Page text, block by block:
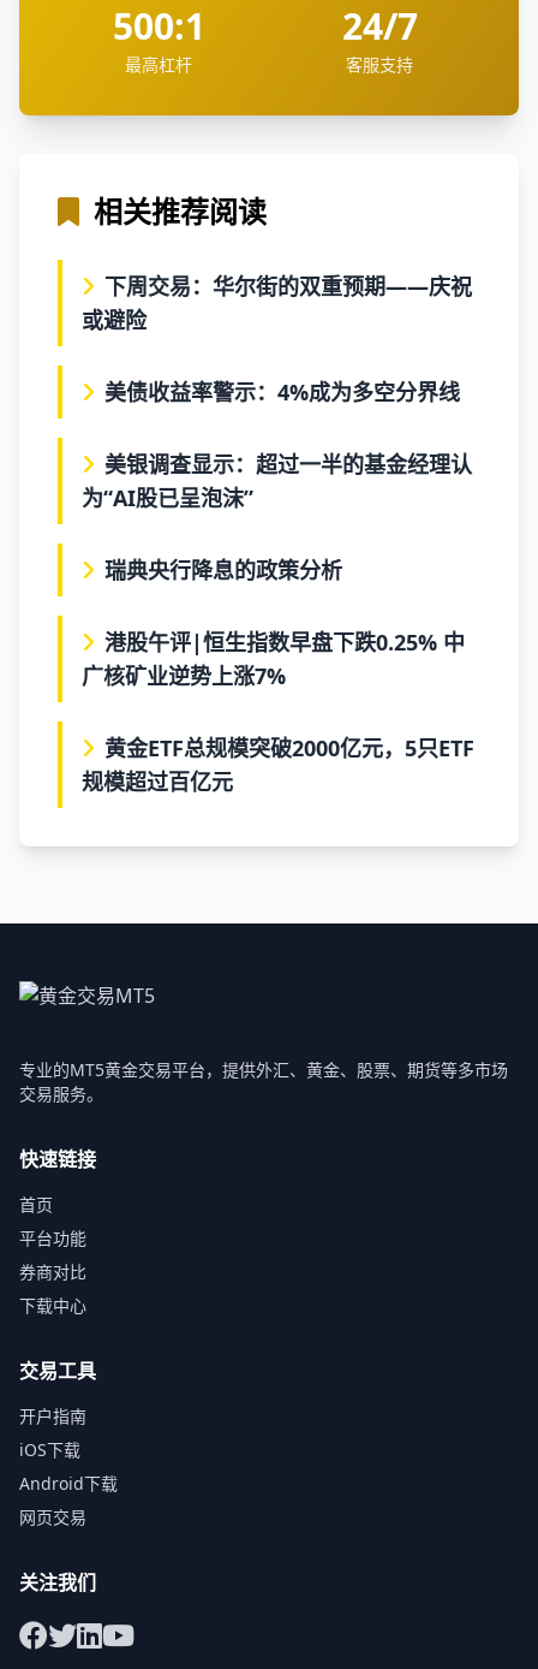
500:1
最高杠杆
24/7
客服支持
相关推荐阅读
下周交易：华尔街的双重预期——庆祝
或避险
美债收益率警示：4%成为多空分界线
美银调查显示：超过一半的基金经理认
为“AI股已呈泡沫”
瑞典央行降息的政策分析
港股午评|恒生指数早盘下跌0.25% 中
广核矿业逆势上涨7%
黄金ETF总规模突破2000亿元，5只ETF
规模超过百亿元
专业的MT5黄金交易平台，提供外汇、黄金、股票、期货等多市场
交易服务。
快速链接
首页
平台功能
券商对比
下载中心
交易工具
开户指南
iOS下载
Android下载
网页交易
关注我们